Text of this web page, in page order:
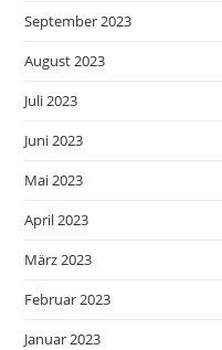
September 2023
August 2023
Juli 2023
Juni 2023
Mai 2023
April 2023
März 2023
Februar 2023
Januar 2023